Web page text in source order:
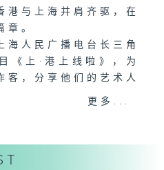
港与上海并肩齐驱，在
章。
海人民广播电台长三角
《上·港上线啦》，为
客，分享他们的艺术人
活动及社会动态，联系
更多...